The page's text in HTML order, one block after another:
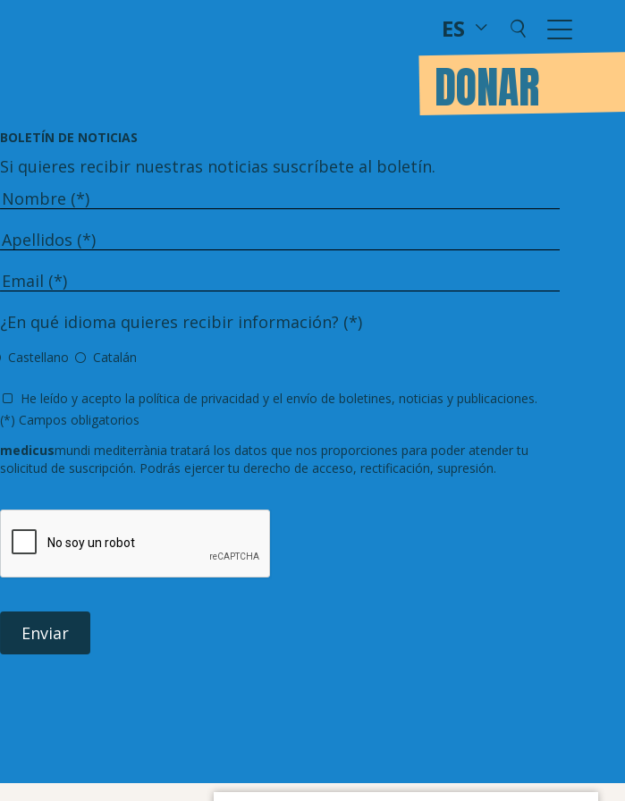
DONAR
ES
BOLETÍN DE NOTICIAS
Si quieres recibir nuestras noticias suscríbete al boletín.
¿En qué idioma quieres recibir información? (*)
Castellano Catalán
He leído y acepto la política de privacidad y el envío de boletines, noticias y publicaciones.
(*) Campos obligatorios
medicusmundi mediterrània tratará los datos que nos proporciones para poder atender tu
solicitud de suscripción. Podrás ejercer tu derecho de acceso, rectificación, supresión.
Enviar